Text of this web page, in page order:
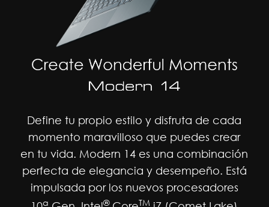
Define tu propio estilo y disfruta de cada
momento maravilloso que puedes crear
en tu vida. Modern 14 es una combinación
perfecta de elegancia y desempeño. Está
impulsada por los nuevos procesadores
a ® TM